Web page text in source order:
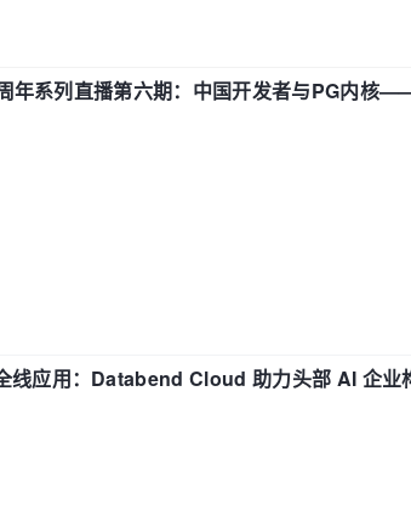
年系列直播第六期：中国开发者与PG内核
线应用：Databend Cloud 助力头部 AI 企业